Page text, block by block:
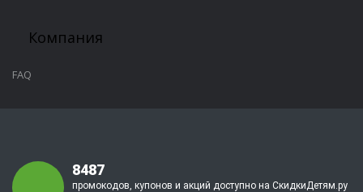
Компания
FAQ
8487
промокодов, купонов и акций доступно на СкидкиДетям.ру